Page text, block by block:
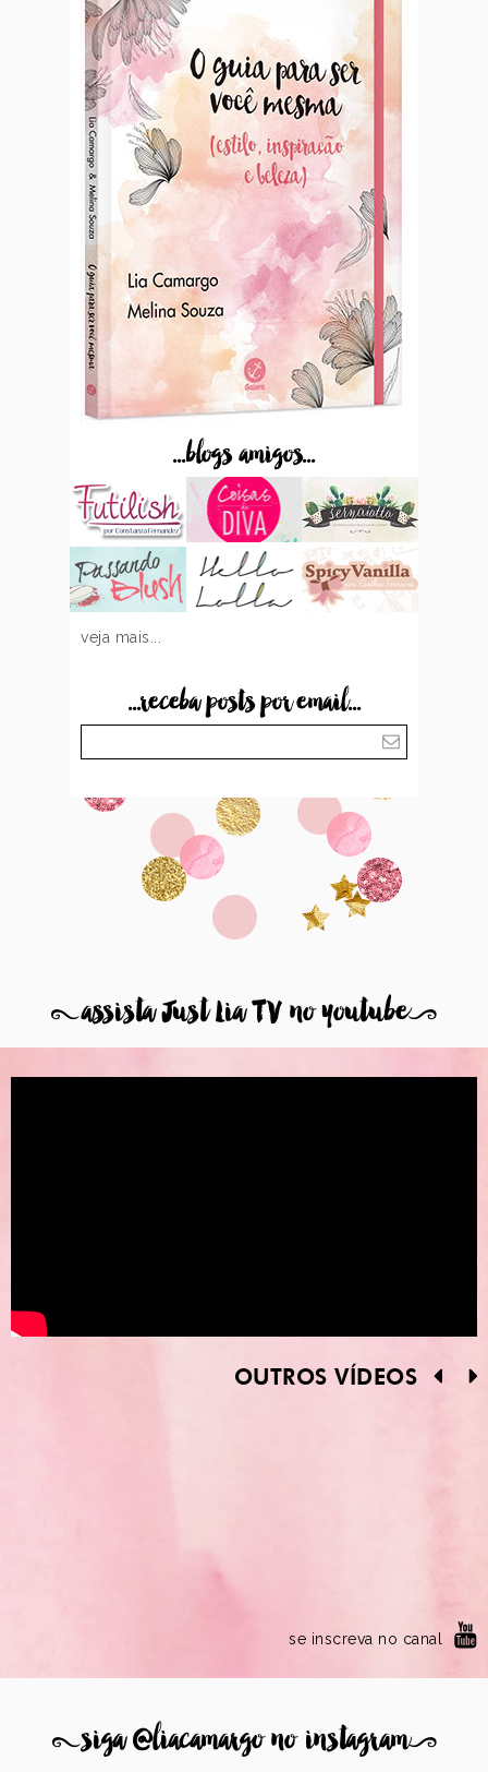
...blogs amigos...
veja mais...
...receba posts por email...
8assista Just Lia TV no youtube9
OUTROS VÍDEOS
se inscreva no canal
8siga @liacamargo no instagram9